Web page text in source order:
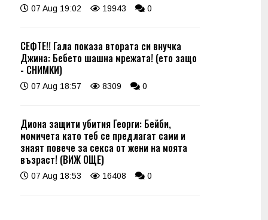
07 Aug 19:02 19943 0
СЕФТЕ!! Гала показа втората си внучка
Джина: Бебето шашна мрежата! (ето защо
- СНИМКИ)
07 Aug 18:57 8309 0
Диона защити убития Георги: Бейби,
момичета като теб се предлагат сами и
знаят повече за секса от жени на моята
възраст! (ВИЖ ОЩЕ)
07 Aug 18:53 16408 0